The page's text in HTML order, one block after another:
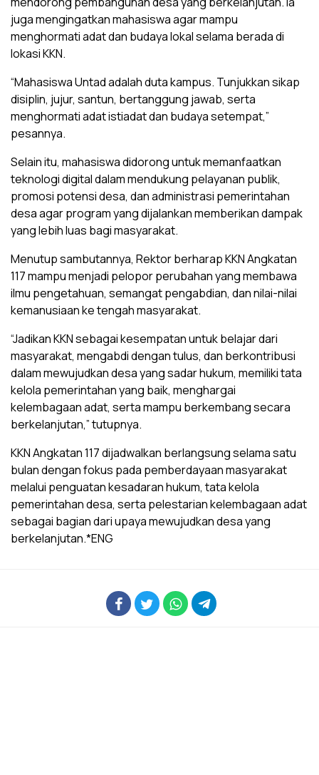
juga mengingatkan mahasiswa agar mampu
menghormati adat dan budaya lokal selama berada di
lokasi KKN.
“Mahasiswa Untad adalah duta kampus. Tunjukkan sikap
disiplin, jujur, santun, bertanggung jawab, serta
menghormati adat istiadat dan budaya setempat,”
pesannya.
Selain itu, mahasiswa didorong untuk memanfaatkan
teknologi digital dalam mendukung pelayanan publik,
promosi potensi desa, dan administrasi pemerintahan
desa agar program yang dijalankan memberikan dampak
yang lebih luas bagi masyarakat.
Menutup sambutannya, Rektor berharap KKN Angkatan
117 mampu menjadi pelopor perubahan yang membawa
ilmu pengetahuan, semangat pengabdian, dan nilai-nilai
kemanusiaan ke tengah masyarakat.
“Jadikan KKN sebagai kesempatan untuk belajar dari
masyarakat, mengabdi dengan tulus, dan berkontribusi
dalam mewujudkan desa yang sadar hukum, memiliki tata
kelola pemerintahan yang baik, menghargai
kelembagaan adat, serta mampu berkembang secara
berkelanjutan,” tutupnya.
KKN Angkatan 117 dijadwalkan berlangsung selama satu
bulan dengan fokus pada pemberdayaan masyarakat
melalui penguatan kesadaran hukum, tata kelola
pemerintahan desa, serta pelestarian kelembagaan adat
sebagai bagian dari upaya mewujudkan desa yang
berkelanjutan.*ENG